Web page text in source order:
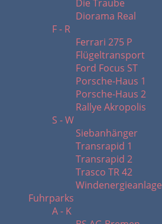
Die Traube
Diorama Real
F - R
Ferrari 275 P
Flügeltransport
Ford Focus ST
Porsche-Haus 1
Porsche-Haus 2
Rallye Akropolis
S - W
Siebanhänger
Transrapid 1
Transrapid 2
Trasco TR 42
Windenergieanlage
Fuhrparks
A - K